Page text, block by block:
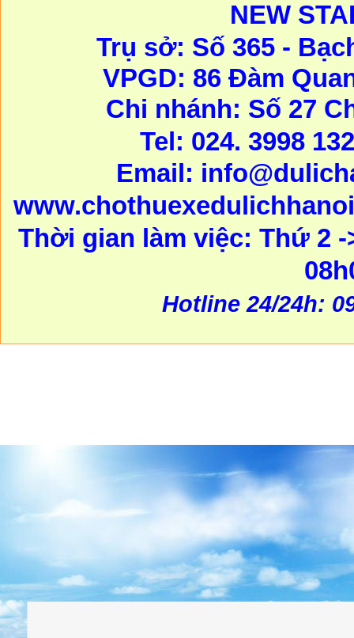
NEW
Trụ sở: Số 365 -
VPGD: 86 Đàm
Chi nhánh: Số 27
Tel: 024. 3998
Email:
Thời gian làm việc: Thứ 2
Hotline 24/24h: